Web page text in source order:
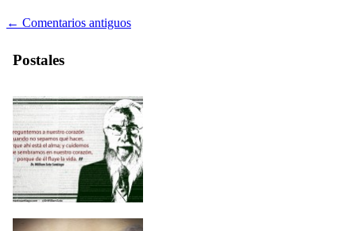
← Comentarios antiguos
Postales